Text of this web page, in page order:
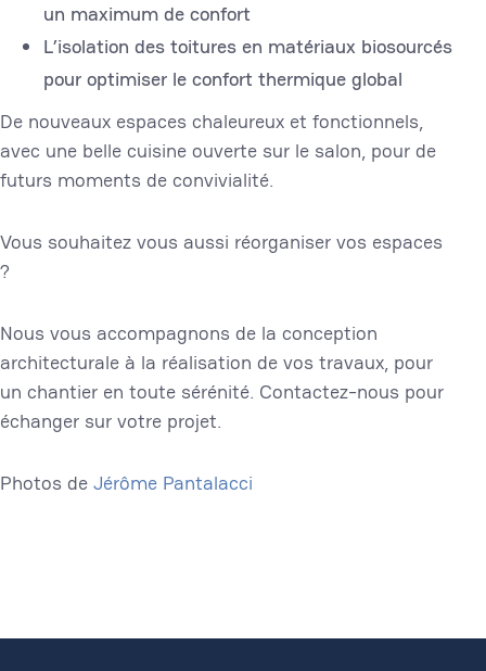
un maximum de confort
L’isolation des toitures en matériaux biosourcés
pour optimiser le confort thermique global
De nouveaux espaces chaleureux et fonctionnels,
avec une belle cuisine ouverte sur le salon, pour de
futurs moments de convivialité.
Vous souhaitez vous aussi réorganiser vos espaces
?
Nous vous accompagnons de la conception
architecturale à la réalisation de vos travaux, pour
un chantier en toute sérénité. Contactez-nous pour
échanger sur votre projet.
Photos de Jérôme Pantalacci